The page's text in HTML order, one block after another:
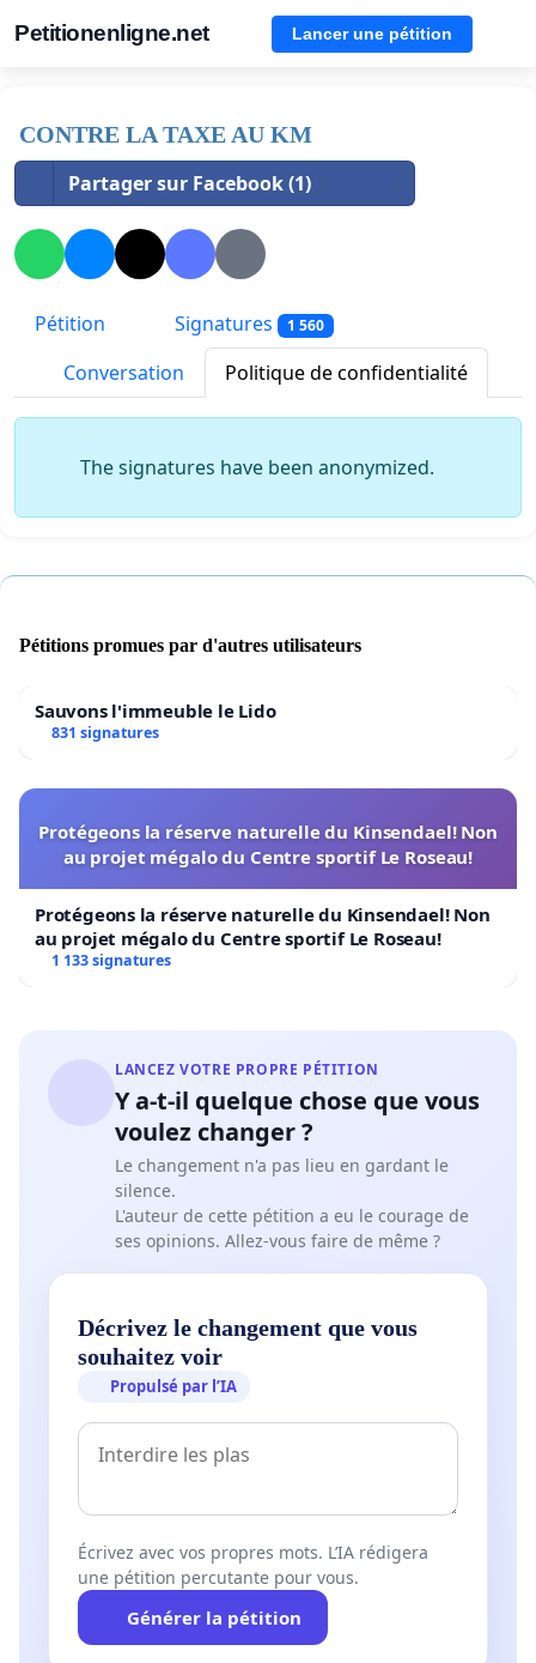
Petitionenligne.net Lancer une pétition
CONTRE LA TAXE AU KM
Partager sur Facebook (1)
Pétition Signatures 1 560
Conversation Politique de confidentialité
The signatures have been anonymized.
Pétitions promues par d'autres utilisateurs
Sauvons l'immeuble le Lido
831 signatures
Protégeons la réserve naturelle du Kinsendael! Non
au projet mégalo du Centre sportif Le Roseau!
Protégeons la réserve naturelle du Kinsendael! Non
au projet mégalo du Centre sportif Le Roseau!
1 133 signatures
LANCEZ VOTRE PROPRE PÉTITION
Y a-t-il quelque chose que vous
voulez changer ?
Le changement n'a pas lieu en gardant le
silence.
L'auteur de cette pétition a eu le courage de
ses opinions. Allez-vous faire de même ?
Décrivez le changement que vous
souhaitez voir
Propulsé par l’IA
Écrivez avec vos propres mots. L’IA rédigera
une pétition percutante pour vous.
Générer la pétition